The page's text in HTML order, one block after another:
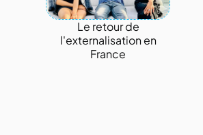
Le retour de
l'externalisation en
France